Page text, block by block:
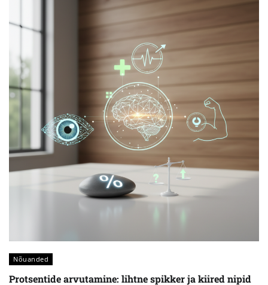
Nõuanded
Protsentide arvutamine: lihtne spikker ja kiired nipid